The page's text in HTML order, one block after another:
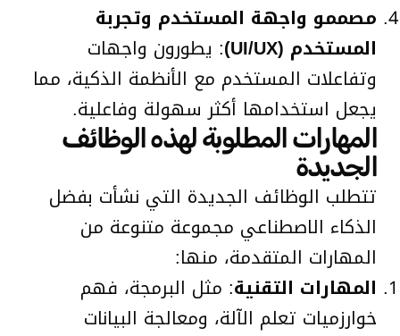
مصممو واجهة المستخدم وتجربة
المستخدم (UI/UX)
: يطورون واجهات
وتفاعلات المستخدم مع الأنظمة الذكية، مما
يجعل استخدامها أكثر سهولة وفاعلية.
المهارات المطلوبة لهذه الوظائف
الجديدة
تتطلب الوظائف الجديدة التي نشأت بفضل
الذكاء الاصطناعي مجموعة متنوعة من
المهارات المتقدمة، منها:
المهارات التقنية: مثل البرمجة، فهم
خوارزميات تعلم الآلة، ومعالجة البيانات